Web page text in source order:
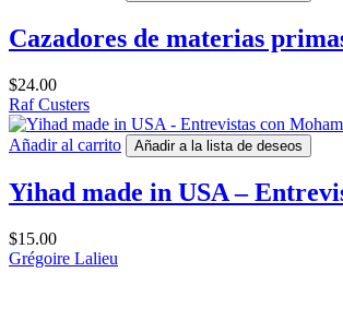
Cazadores de materias
$24.00
Raf Custers
Añadir al carrito Añadir a la lista de deseos
Yihad made in USA –
$15.00
Grégoire Lalieu